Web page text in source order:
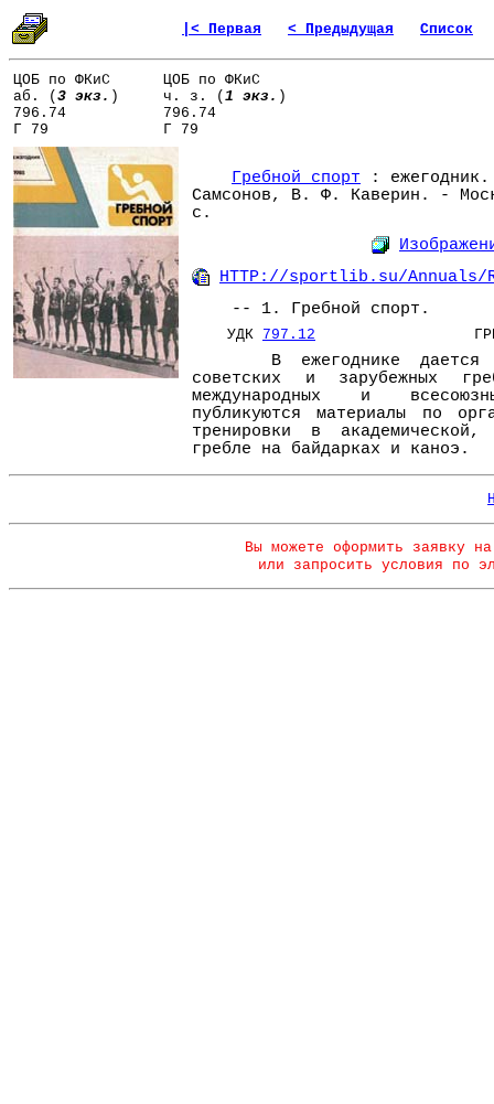
|< Первая < Предыдущая Список
ЦОБ по ФКиС
аб. ( 3 экз. )
796.74
Г 79
ЦОБ по ФКиС
ч. з. ( 1 экз. )
796.74
Г 79
Гребной спорт :
Самсонов, В. Ф. Каверин. -
с.
HTTP://sportlib.su/Annuals/
-- 1. Гребной спорт.
УДК 797.12
В ежегоднике дается
советских и зарубежных
международных и
публикуются материалы по
тренировки в
гребле на байдарках и каноэ.
Вы можете оформить заявку
или запросить условия по